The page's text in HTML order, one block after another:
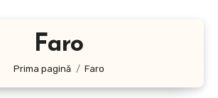
Faro
Prima pagină Faro